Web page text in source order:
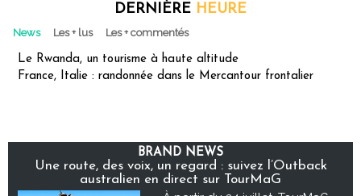
DERNIÈRE HEURE
News Les + lus Les + commentés
Le Rwanda, un tourisme à haute altitude
France, Italie : randonnée dans le Mercantour frontalier
BRAND NEWS
Une route, des voix, un regard : suivez l’Outback
australien en direct sur TourMaG